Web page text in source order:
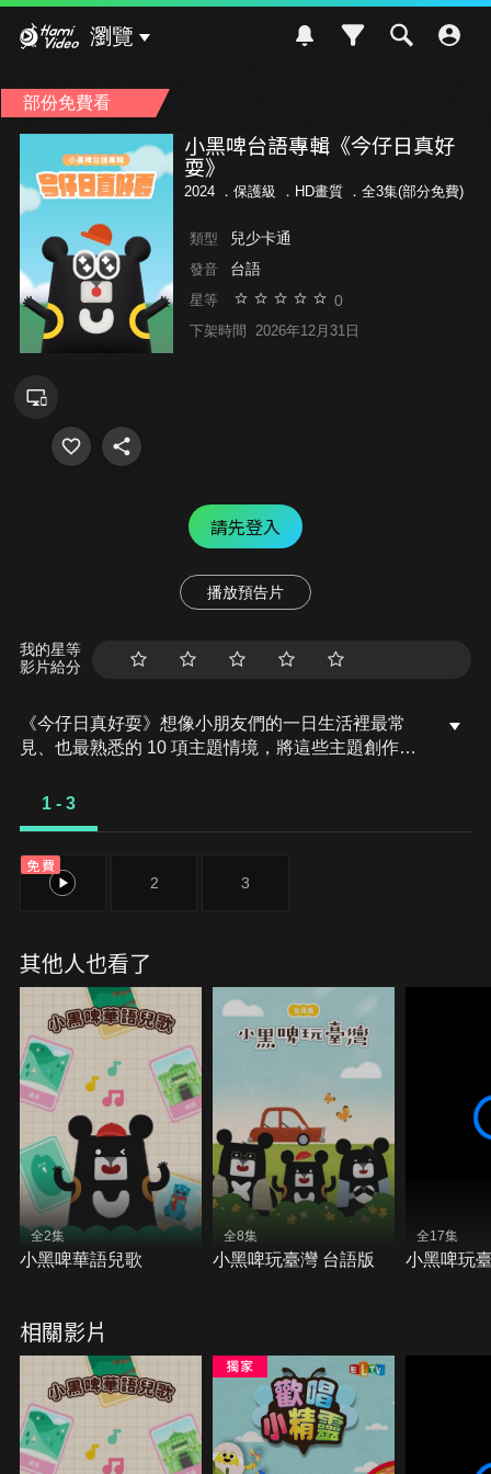
瀏覽
部份免費看
小黑啤台語專輯《今仔日真好
耍》
2024 ． 保護級 ．HD畫質 ．全3集(部分免費)
類型 兒少卡通
發音 台語
星等 0
下架時間 2026年12月31日
請先登入
播放預告片
我的星等
影片給分
《今仔日真好耍》想像小朋友們的一日生活裡最常
見、也最熟悉的 10 項主題情境，將這些主題創作成
日生活裡會遇到的各種事。
1 - 3
免費
1 2 3
其他人也看了
全2集
小黑啤華語兒歌
全8集
小黑啤玩臺灣 台語版
全17集
小黑啤玩
相關影片